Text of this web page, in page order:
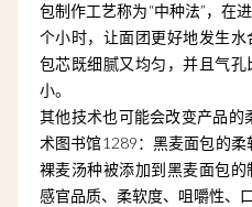
包制作工艺称为“中种法”，在
个小时，让面团更好地发生
包芯既细腻又均匀，并且气
小。
其他技术也可能会改变产品的
术图书馆1289：黑麦面包的
裸麦汤种被添加到黑麦面包
感官品质、柔软度、咀嚼性、